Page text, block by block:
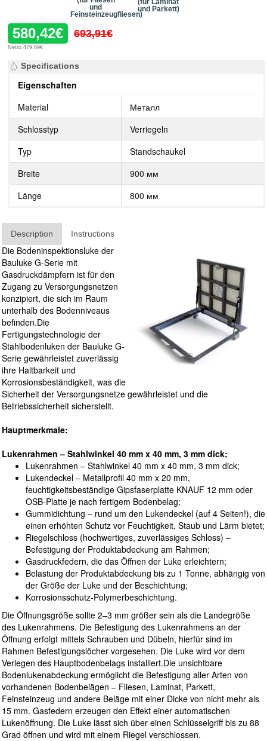
580,42€ 693,91€
Netto 479,69€
und
Feinsteinzeugfliesen)
(für Laminat
und Parkett)
Specifications
Eigenschaften
Material
Металл
Schlosstyp
Verriegeln
Typ
Standschaukel
Breite
900 мм
Länge
800 мм
Description Instructions
Die Bodeninspektionsluke der
Bauluke G-Serie mit
Gasdruckdämpfern ist für den
Zugang zu Versorgungsnetzen
konzipiert, die sich im Raum
unterhalb des Bodenniveaus
befinden.Die
Fertigungstechnologie der
Stahlbodenluken der Bauluke G-
Serie gewährleistet zuverlässig
ihre Haltbarkeit und
Korrosionsbeständigkeit, was die
Sicherheit der Versorgungsnetze gewährleistet und die
Betriebssicherheit sicherstellt.
Hauptmerkmale:
Lukenrahmen – Stahlwinkel 40 mm x 40 mm, 3 mm dick;
Lukenrahmen – Stahlwinkel 40 mm x 40 mm, 3 mm dick;
Lukendeckel – Metallprofil 40 mm x 20 mm,
feuchtigkeitsbeständige Gipsfaserplatte KNAUF 12 mm oder
OSB-Platte je nach fertigem Bodenbelag;
Gummidichtung – rund um den Lukendeckel (auf 4 Seiten!), die
einen erhöhten Schutz vor Feuchtigkeit, Staub und Lärm bietet;
Riegelschloss (hochwertiges, zuverlässiges Schloss) –
Befestigung der Produktabdeckung am Rahmen;
Gasdruckfedern, die das Öffnen der Luke erleichtern;
Belastung der Produktabdeckung bis zu 1 Tonne, abhängig von
der Größe der Luke und der Beschichtung;
Korrosionsschutz-Polymerbeschichtung.
Die Öffnungsgröße sollte 2–3 mm größer sein als die Landegröße
des Lukenrahmens. Die Befestigung des Lukenrahmens an der
Öffnung erfolgt mittels Schrauben und Dübeln, hierfür sind im
Rahmen Befestigungslöcher vorgesehen. Die Luke wird vor dem
Verlegen des Hauptbodenbelags installiert.Die unsichtbare
Bodenlukenabdeckung ermöglicht die Befestigung aller Arten von
vorhandenen Bodenbelägen – Fliesen, Laminat, Parkett,
Feinsteinzeug und andere Beläge mit einer Dicke von nicht mehr als
15 mm. Gasfedern erzeugen den Effekt einer automatischen
Lukenöffnung. Die Luke lässt sich über einen Schlüsselgriff bis zu 88
Grad öffnen und wird mit einem Riegel verschlossen.